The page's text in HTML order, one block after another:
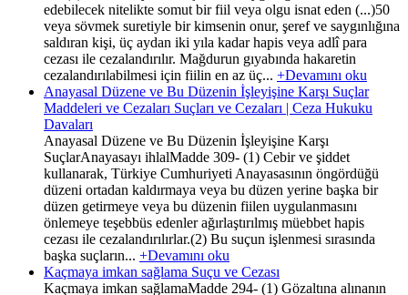
edebilecek nitelikte somut bir fiil veya olgu isnat eden (...)50
veya sövmek suretiyle bir kimsenin onur, şeref ve saygınlığına
saldıran kişi, üç aydan iki yıla kadar hapis veya adlî para
cezası ile cezalandırılır. Mağdurun gıyabında hakaretin
cezalandırılabilmesi için fiilin en az üç... +Devamını oku
Anayasal Düzene ve Bu Düzenin İşleyişine Karşı Suçlar
Maddeleri ve Cezaları Suçları ve Cezaları | Ceza Hukuku
Davaları
Anayasal Düzene ve Bu Düzenin İşleyişine Karşı
SuçlarAnayasayı ihlalMadde 309- (1) Cebir ve şiddet
kullanarak, Türkiye Cumhuriyeti Anayasasının öngördüğü
düzeni ortadan kaldırmaya veya bu düzen yerine başka bir
düzen getirmeye veya bu düzenin fiilen uygulanmasını
önlemeye teşebbüs edenler ağırlaştırılmış müebbet hapis
cezası ile cezalandırılırlar.(2) Bu suçun işlenmesi sırasında
başka suçların... +Devamını oku
Kaçmaya imkan sağlama Suçu ve Cezası
Kaçmaya imkan sağlamaMadde 294- (1) Gözaltına alınanın